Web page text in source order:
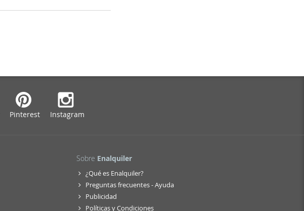
Pinterest Instagram
Sobre Enalquiler
¿Qué es Enalquiler?
Preguntas frecuentes - Ayuda
Publicidad
Políticas y Condiciones